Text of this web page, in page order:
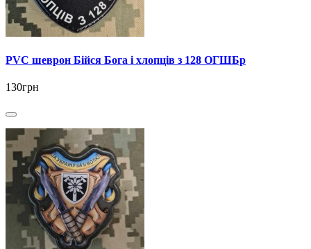
PVC шеврон Бійся Бога і хлопців з 128 ОГШБр
130грн